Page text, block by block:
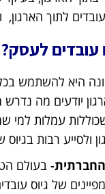
עובדים לתוך
עובדים לעסק?
היא להשתמש
יודעים מה
שכוללות עמלות
ולסייע רבות
בעולם
של גיוס